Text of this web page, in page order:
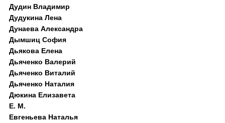
Дудин Владимир
Дудукина Лена
Дунаева Александра
Дымшиц София
Дьякова Елена
Дьяченко Валерий
Дьяченко Виталий
Дьяченко Наталия
Дюкина Елизавета
Е. М.
Евгеньева Наталья